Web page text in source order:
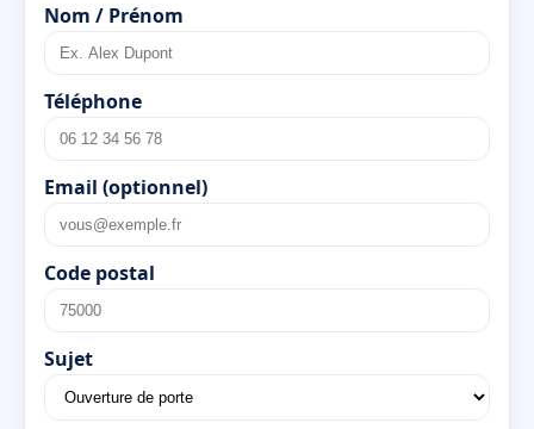
Nom / Prénom
Téléphone
Email (optionnel)
Code postal
Sujet